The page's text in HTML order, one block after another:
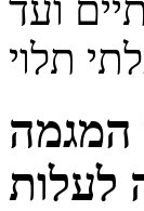
ועד
המגמה